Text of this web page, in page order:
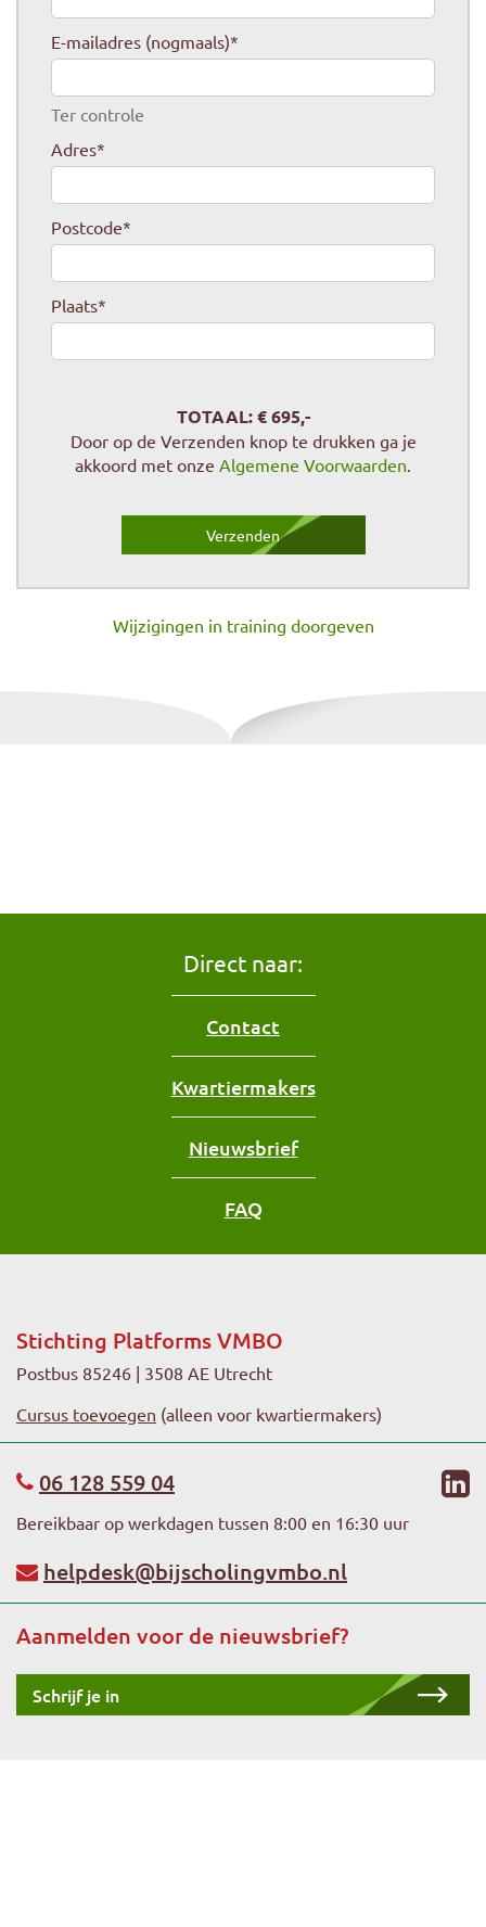
E-mailadres (nogmaals)*
Ter controle
Adres*
Postcode*
Plaats*
TOTAAL: €695,-
Door op de Verzenden knop te drukken ga je
akkoord met onze Algemene Voorwaarden.
Wijzigingen in training doorgeven
Direct naar:
Contact
Kwartiermakers
Nieuwsbrief
FAQ
Stichting Platforms VMBO
Postbus 85246 | 3508 AE Utrecht
Cursus toevoegen (alleen voor kwartiermakers)
06 128 559 04
Bereikbaar op werkdagen tussen 8:00 en 16:30 uur
helpdesk@bijscholingvmbo.nl
Aanmelden voor de nieuwsbrief?
Schrijf je in